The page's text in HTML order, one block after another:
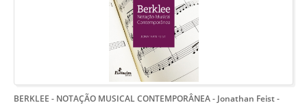
BERKLEE - NOTAÇÃO MUSICAL CONTEMPORÂNEA - Jonathan Feist-